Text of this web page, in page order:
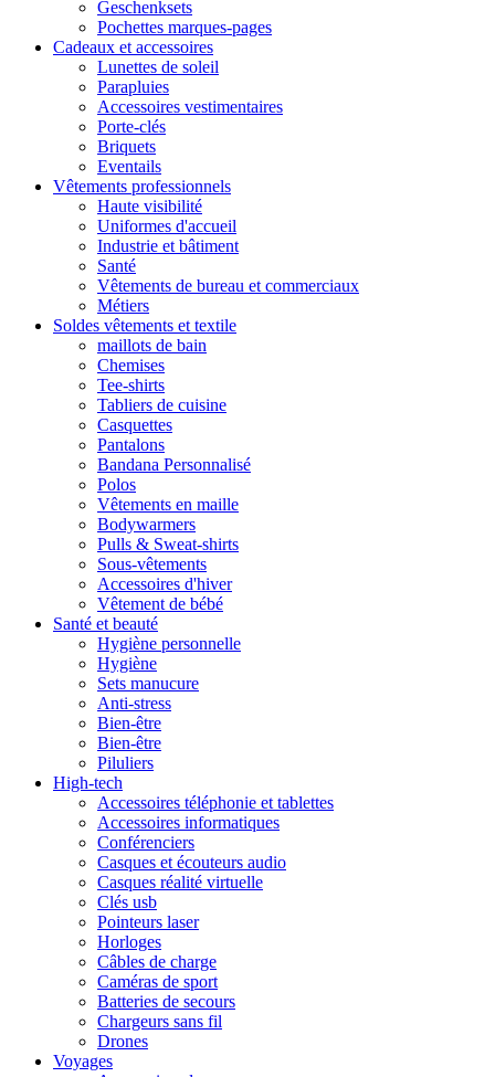
Geschenksets
Pochettes marques-pages
Cadeaux et accessoires
Lunettes de soleil
Parapluies
Accessoires vestimentaires
Porte-clés
Briquets
Eventails
Vêtements professionnels
Haute visibilité
Uniformes d'accueil
Industrie et bâtiment
Santé
Vêtements de bureau et commerciaux
Métiers
Soldes vêtements et textile
maillots de bain
Chemises
Tee-shirts
Tabliers de cuisine
Casquettes
Pantalons
Bandana Personnalisé
Polos
Vêtements en maille
Bodywarmers
Pulls & Sweat-shirts
Sous-vêtements
Accessoires d'hiver
Vêtement de bébé
Santé et beauté
Hygiène personnelle
Hygiène
Sets manucure
Anti-stress
Bien-être
Bien-être
Piluliers
High-tech
Accessoires téléphonie et tablettes
Accessoires informatiques
Conférenciers
Casques et écouteurs audio
Casques réalité virtuelle
Clés usb
Pointeurs laser
Horloges
Câbles de charge
Caméras de sport
Batteries de secours
Chargeurs sans fil
Drones
Voyages